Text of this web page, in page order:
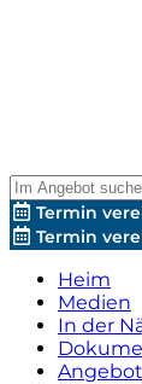
Termin
Termin
Heim
Medien
In der
Angebot